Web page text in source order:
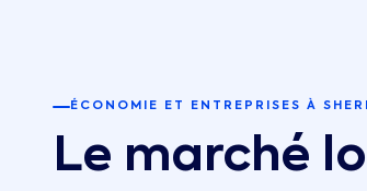
ÉCONOMIE ET ENTREPRISES À
Le marché